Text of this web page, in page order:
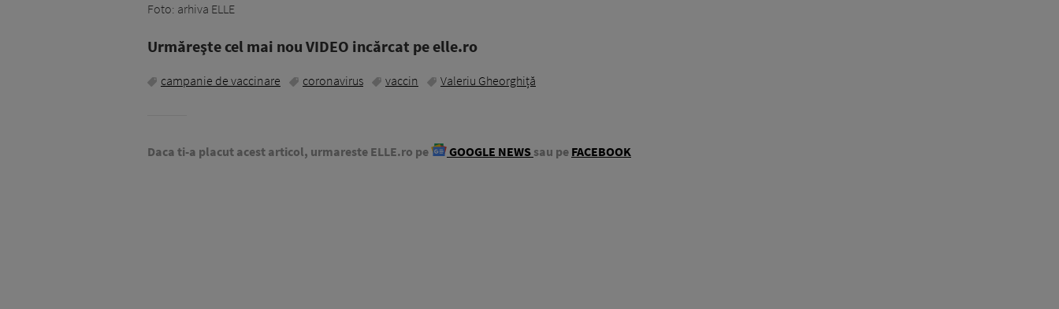
Foto: arhiva ELLE
Urmăreşte cel mai nou VIDEO incărcat pe elle.ro
campanie de vaccinare coronavirus vaccin Valeriu Gheorghiță
Daca ti-a placut acest articol, urmareste ELLE.ro pe GOOGLE NEWS sau pe FACEBOOK